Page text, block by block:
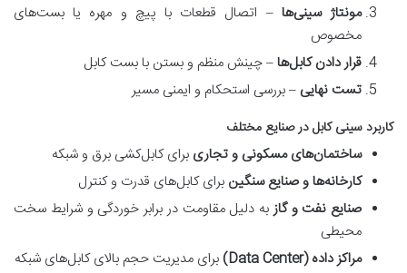
مونتاژ سینی‌ها – اتصال قطعات با پیچ و مهره یا بست‌های
مخصوص
قرار دادن کابل‌ها– چینش منظم و بستن با بست کابل
تست نهایی – بررسی استحکام و ایمنی مسیر
کاربرد سینی کابل در صنایع مختلف
ساختمان‌های مسکونی و تجاری برای کابل‌کشی برق و شبکه
کارخانه‌ها و صنایع سنگین برای کابل‌های قدرت و کنترل
صنایع نفت و گاز به دلیل مقاومت در برابر خوردگی و شرایط سخت
محیطی
مراکز داده (Data Center)
برای مدیریت حجم بالای کابل‌های شبکه